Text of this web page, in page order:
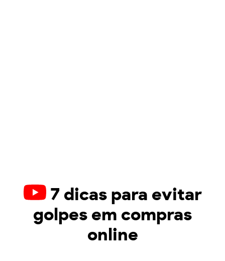
7 dicas para evitar
golpes em compras
online